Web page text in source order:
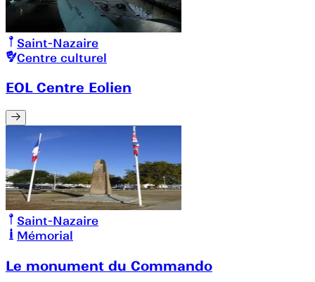
Saint-Nazaire
Centre culturel
EOL Centre Eolien
Saint-Nazaire
Mémorial
Le monument du Commando